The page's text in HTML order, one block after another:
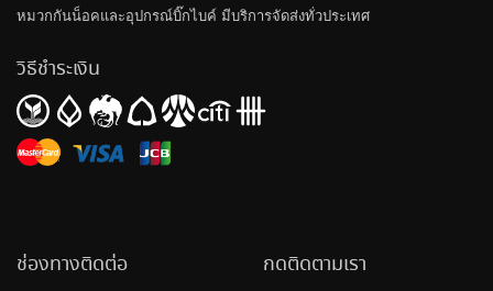
หมวกกันน็อคและอุปกรณ์บิ๊กไบค์ มีบริการจัดส่งทั่วประเทศ
วิธีชำระเงิน
ช่องทางติดต่อ กดติดตามเรา